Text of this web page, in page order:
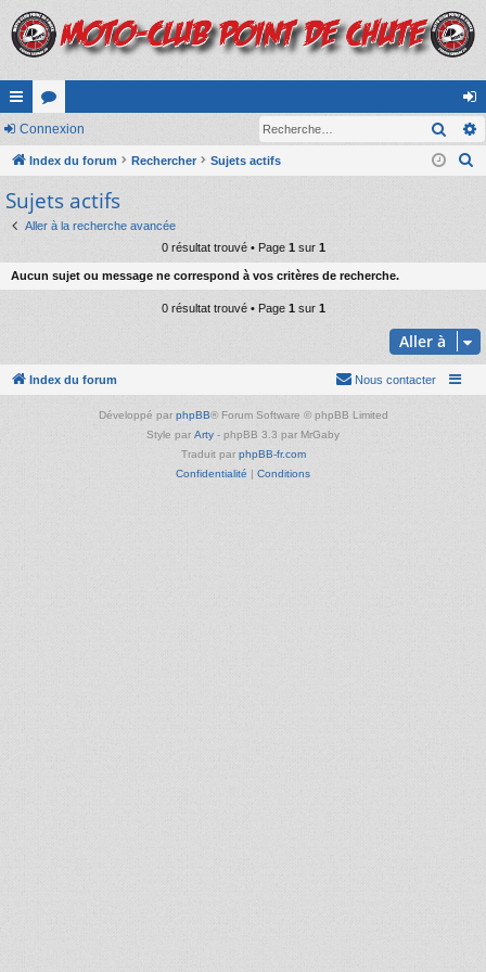
cc
ès
ra
pi
or
u
m
s
on
ne
Connexion
Index du forum Rechercher Sujets actifs
h
e
Sujets actifs
Aller à la recherche avancée
0 résultat trouvé • Page 1sur 1
Aucun sujet ou message ne correspond à vos critères de recherche.
0 résultat trouvé • Page 1 sur 1
Aller à
Index du forum Nous contacter
Développé par phpBB® Forum Software © phpBB Limited
Style par Arty - phpBB 3.3 par MrGaby
Traduit par phpBB-fr.com
Confidentialité | Conditions